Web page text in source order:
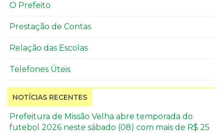
O Prefeito
Prestação de Contas
Relação das Escolas
Telefones Úteis
NOTÍCIAS RECENTES
Prefeitura de Missão Velha abre temporada do
futebol 2026 neste sábado (08) com mais de R$ 25